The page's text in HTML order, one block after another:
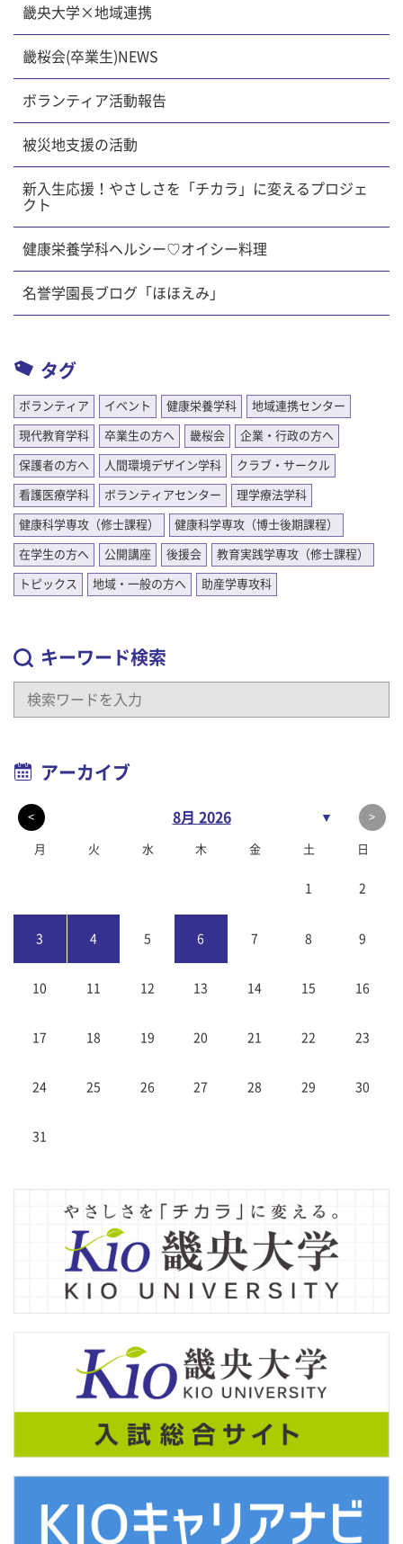
畿央大学×地域連携
畿桜会(卒業生)NEWS
ボランティア活動報告
被災地支援の活動
新入生応援！やさしさを「チカラ」に変えるプロジェ
クト
健康栄養学科ヘルシー♡オイシー料理
名誉学園長ブログ「ほほえみ」
タグ
ボランティア イベント 健康栄養学科 地域連携センター
現代教育学科 卒業生の方へ 畿桜会 企業・行政の方へ
保護者の方へ 人間環境デザイン学科 クラブ・サークル
看護医療学科 ボランティアセンター 理学療法学科
健康科学専攻（修士課程） 健康科学専攻（博士後期課程）
在学生の方へ 公開講座 後援会 教育実践学専攻（修士課程）
トピックス 地域・一般の方へ 助産学専攻科
キーワード検索
アーカイブ
< 8月 2026 ▼ >
月 火 水 木 金 土 日
1 2
3 4 5 6 7 8 9
10 11 12 13 14 15 16
17 18 19 20 21 22 23
24 25 26 27 28 29 30
31